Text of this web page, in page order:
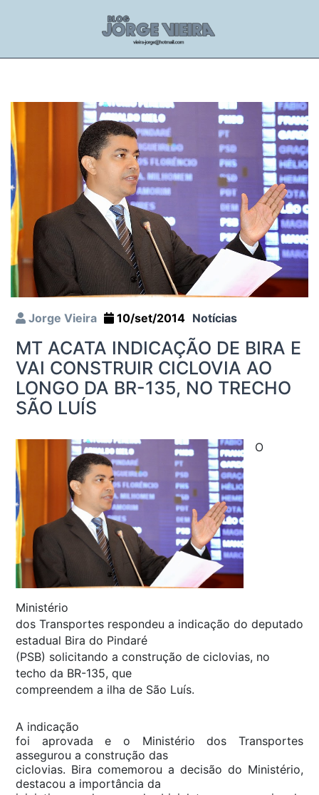
Jorge Vieira 10/set/2014 Notícias
MT ACATA INDICAÇÃO DE BIRA E
VAI CONSTRUIR CICLOVIA AO
LONGO DA BR-135, NO TRECHO
SÃO LUÍS
O
Ministério
dos Transportes respondeu a indicação do deputado
estadual Bira do Pindaré
(PSB) solicitando a construção de ciclovias, no
techo da BR-135, que
compreendem a ilha de São Luís.
A indicação
foi aprovada e o Ministério dos Transportes
assegurou a construção das
ciclovias. Bira comemorou a decisão do Ministério,
destacou a importância da